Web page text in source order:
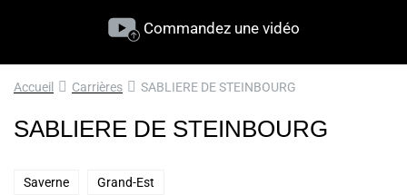
Commandez une vidéo
Accueil Carrières SABLIERE DE STEINBOURG
SABLIERE DE STEINBOURG
Saverne Grand-Est